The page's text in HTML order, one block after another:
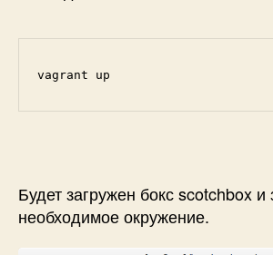
vagrant up
Будет загружен бокс scotchbox
необходимое окружение.